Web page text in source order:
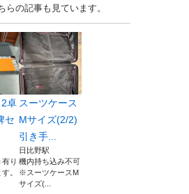
の記事も見ています。
卓
セ
有り
。
スーツケース
Mサイズ(2/2)
引き手...
日比野駅
機内持ち込み不可
※スーツケースM
サイズ(...